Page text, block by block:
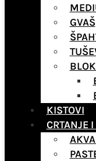
GVAŠ
KISTOVI
CRTANJE